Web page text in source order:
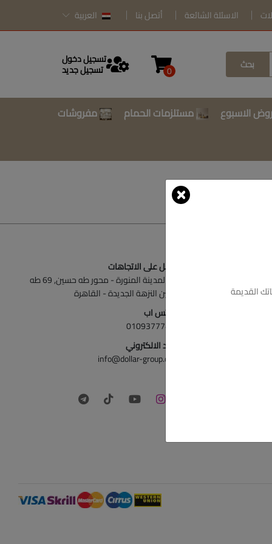
الاسئلة الشائعة أتصل بنا العربية
بحث 0
تسجيل دخول
تسجيل جديد
الاسبوع مستلزمات الحمام
مفروشات
أحصل على الاتجاهات
ش المدينة المنورة - محور طه حسين, 69 طه
حسين النزهة الجديدة - القاهرة
الواتس اب
01093777446
البريد الالكتروني
info@dollar-group.com
القديمة